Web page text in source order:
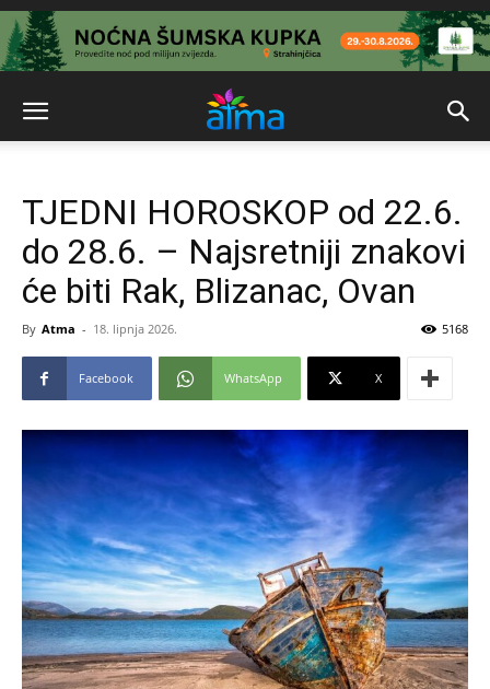
TJEDNI HOROSKOP od 22.6.
do 28.6. – Najsretniji znakovi
će biti Rak, Blizanac, Ovan
By Atma - 18. lipnja 2026. 5168
Facebook WhatsApp X